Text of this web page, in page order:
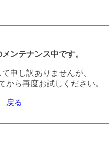
ンテナンス中です。
申し訳ありませんが、
から再度お試しください。
戻る